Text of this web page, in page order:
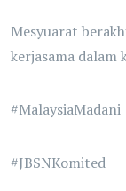
Mesyuarat
kerjasama dalam
#MalaysiaMadani
#JBSNKomited